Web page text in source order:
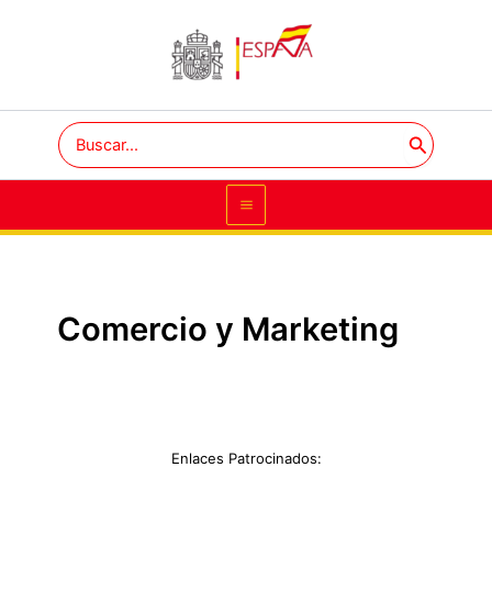
Search
for:
Main
Menu
Comercio y Marketing
Enlaces Patrocinados: